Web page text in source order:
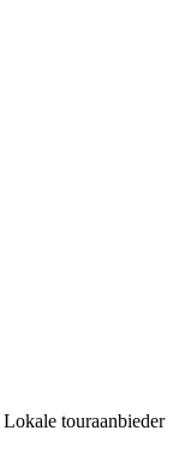
Lokale touraanbieder